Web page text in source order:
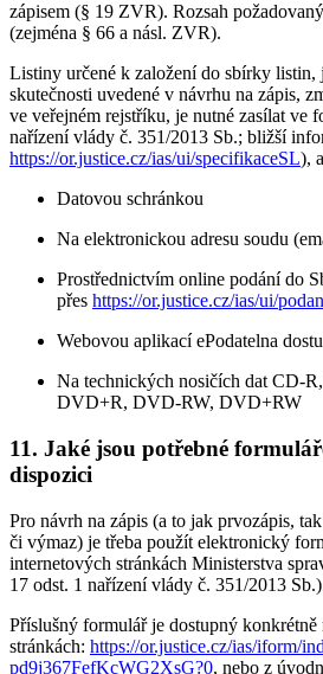
zápisem (§ 19 ZVR). Rozsah
(zejména § 66 a násl. ZVR).
Listiny určené k založení do sbírky listin,
skutečnosti uvedené v návrhu na zápis,
ve veřejném rejstříku, je nutné zasílat ve
nařízení vlády č. 351/2013 Sb.; bližší
https://or.justice.cz/ias/ui/specifikaceSL),
Datovou schránkou
Na elektronickou adresu soudu
Prostřednictvím online podání do
přes https://or.justice.cz/ias/ui/
Webovou aplikací ePodatelna
Na technických nosičích dat CD-
DVD+R, DVD-RW, DVD+RW
11. Jaké jsou potřebné
dispozici
Pro návrh na zápis (a to jak prvozápis,
či výmaz) je třeba použít elektronický
internetových stránkách Ministerstva
17 odst. 1 nařízení vlády č. 351/2013
Příslušný formulář je dostupný konkrétně
stránkách: https://or.justice.cz/ias/iform/
pd9j367FefKcWG2XsG?0, nebo z